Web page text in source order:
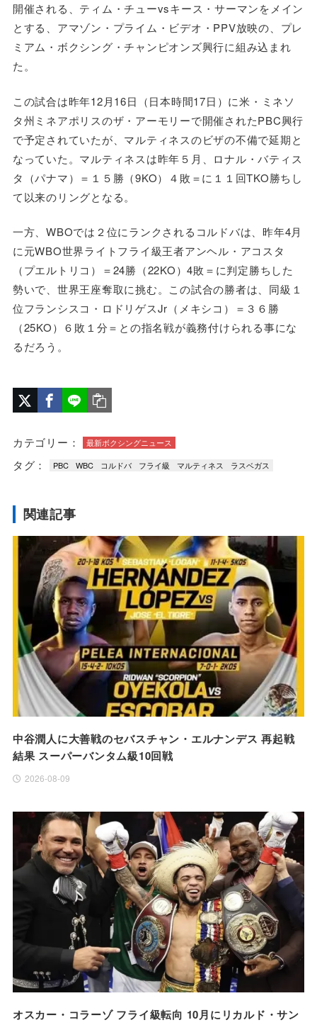
開催される、ティム・チューvsキース・サーマンをメイン
とする、アマゾン・プライム・ビデオ・PPV放映の、プレ
ミアム・ボクシング・チャンピオンズ興行に組み込まれ
た。
この試合は昨年12月16日（日本時間17日）に米・ミネソ
タ州ミネアポリスのザ・アーモリーで開催されたPBC興行
で予定されていたが、マルティネスのビザの不備で延期と
なっていた。マルティネスは昨年５月、ロナル・バティス
タ（パナマ）＝１５勝（9KO）４敗＝に１１回TKO勝ちし
て以来のリングとなる。
一方、WBOでは２位にランクされるコルドバは、昨年4月
に元WBO世界ライトフライ級王者アンヘル・アコスタ
（プエルトリコ）＝24勝（22KO）4敗＝に判定勝ちした
勢いで、世界王座奪取に挑む。この試合の勝者は、同級１
位フランシスコ・ロドリゲスJr（メキシコ）＝３６勝
（25KO）６敗１分＝との指名戦が義務付けられる事にな
るだろう。
カテゴリー： 最新ボクシングニュース
タグ： PBC WBC コルドバ フライ級 マルティネス ラスベガス
関連記事
中谷潤人に大善戦のセバスチャン・エルナンデス 再起戦
結果 スーパーバンタム級10回戦
2026-08-09
オスカー・コラーゾ フライ級転向 10月にリカルド・サン